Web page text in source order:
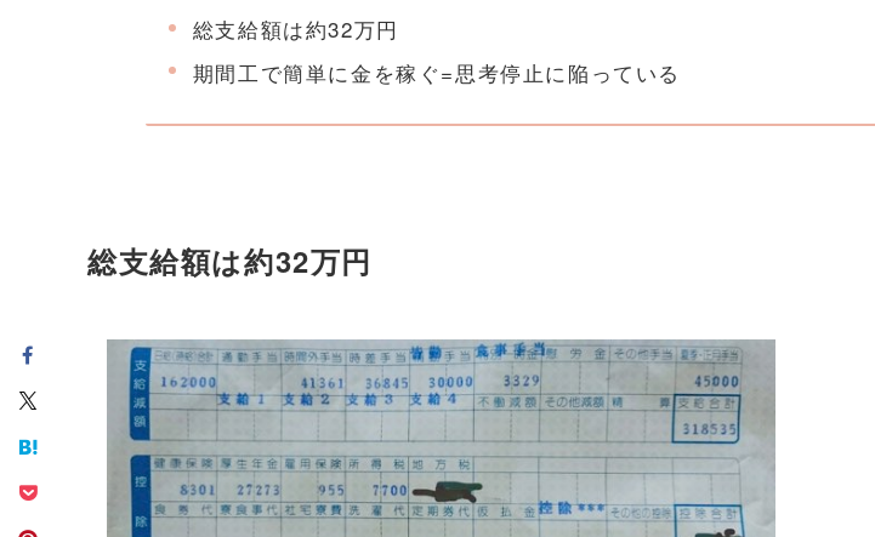
総支給額は約32万円
期間工で簡単に金を稼ぐ=思考停止に陥っている
総支給額は約32万円